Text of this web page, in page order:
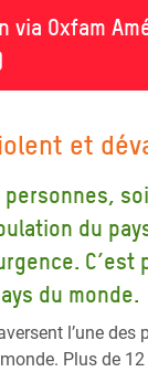
via Oxfam
et
du
C’est
du monde.
l’une des
Plus de